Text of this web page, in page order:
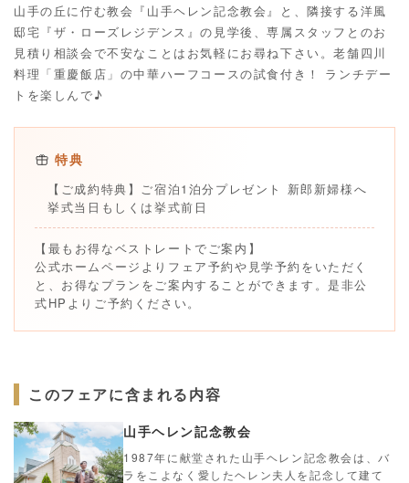
山手の丘に佇む教会『山手ヘレン記念教会』と、隣接する洋風
邸宅『ザ・ローズレジデンス』の見学後、専属スタッフとのお
見積り相談会で不安なことはお気軽にお尋ね下さい。老舗四川
料理「重慶飯店」の中華ハーフコースの試食付き！ ランチデー
トを楽しんで♪
特典
【ご成約特典】ご宿泊1泊分プレゼント 新郎新婦様へ
挙式当日もしくは挙式前日
【最もお得なベストレートでご案内】
公式ホームページよりフェア予約や見学予約をいただく
と、お得なプランをご案内することができます。是非公
式HPよりご予約ください。
このフェアに含まれる内容
山手ヘレン記念教会
1987年に献堂された山手ヘレン記念教会は、バ
ラをこよなく愛したヘレン夫人を記念して建て